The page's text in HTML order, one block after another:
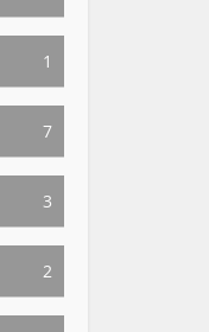
1
7
3
2